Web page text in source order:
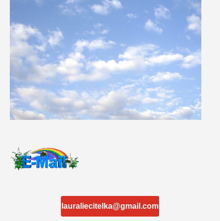
lauraliecitelka@gmail.com